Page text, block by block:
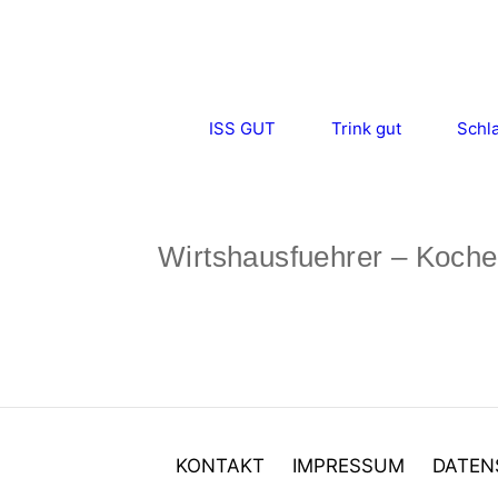
ISS GUT Trink gut
Wirtshausfuehrer –
KONTAKT IMPRESSUM